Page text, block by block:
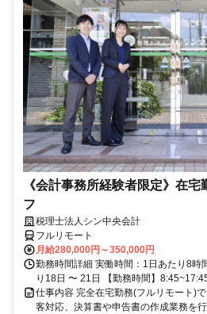
《会計事務所経験者限定》在
フ
税理士法人シン中央会計
フルリモート
月給280,000円～350,000円
勤務時間詳細 実働時間：1日あたり8時
り18日 〜 21日 【勤務時間】
仕事内容 完全在宅勤務(フルリモート)
客対応、決算書や申告書の作成業務を